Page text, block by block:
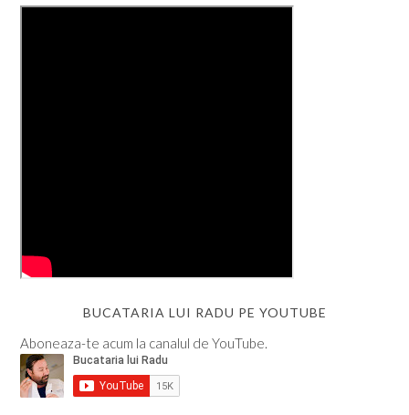
BUCATARIA LUI RADU PE YOUTUBE
Aboneaza-te acum la canalul de YouTube.